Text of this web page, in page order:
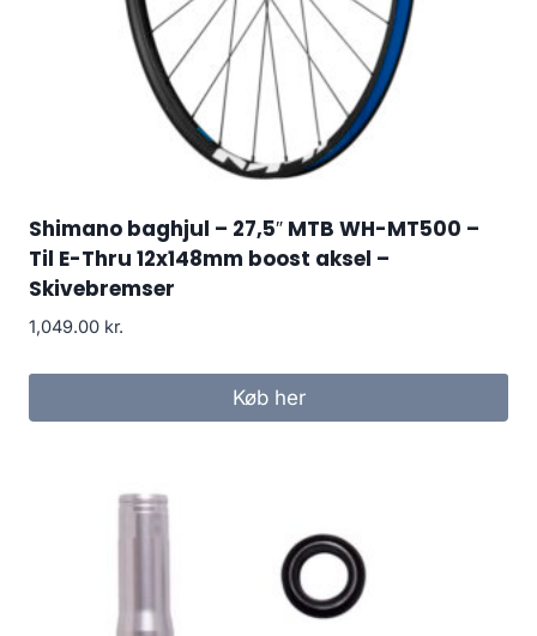
Shimano baghjul – 27,5″ MTB WH-MT500 –
Til E-Thru 12x148mm boost aksel –
Skivebremser
1,049.00 kr.
Køb her